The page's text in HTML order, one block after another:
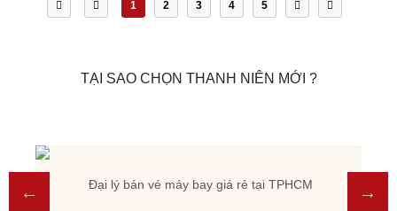
1 2 3 4 5
TẠI SAO CHỌN THANH NIÊN MỚI ?
Đại lý bán vé máy bay giá rẻ tại TPHCM